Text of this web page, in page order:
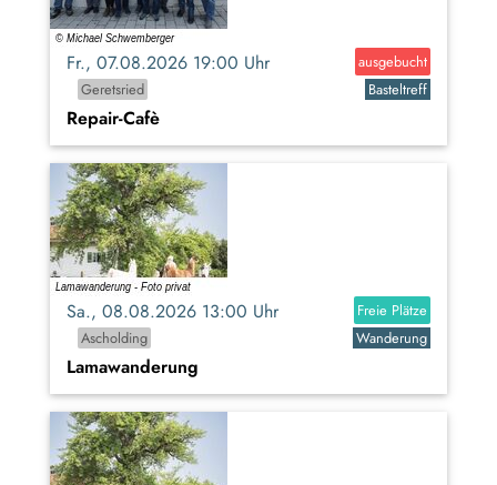
Fr., 07.08.2026 19:00 Uhr
ausgebucht
Geretsried
Basteltreff
Repair-Cafè
Sa., 08.08.2026 13:00 Uhr
Freie Plätze
Ascholding
Wanderung
Lamawanderung